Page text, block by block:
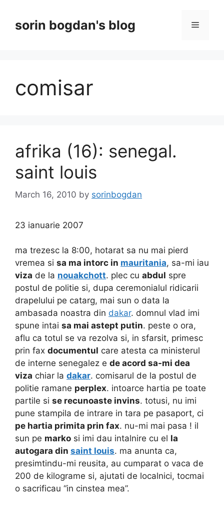
contentsorin bogdan's blog Menu
comisar
afrika (16): senegal.
saint louis
March 16, 2010 by sorinbogdan
23 ianuarie 2007
ma trezesc la 8:00, hotarat sa nu mai pierd
vremea si sa ma intorc in mauritania, sa-mi iau
viza de la nouakchott. plec cu abdul spre
postul de politie si, dupa ceremonialul ridicarii
drapelului pe catarg, mai sun o data la
ambasada noastra din dakar. domnul vlad imi
spune intai sa mai astept putin. peste o ora,
aflu ca totul se va rezolva si, in sfarsit, primesc
prin fax documentul care atesta ca ministerul
de interne senegalez e de acord sa-mi dea
viza chiar la dakar. comisarul de la postul de
politie ramane perplex. intoarce hartia pe toate
partile si se recunoaste invins. totusi, nu imi
pune stampila de intrare in tara pe pasaport, ci
pe hartia primita prin fax. nu-mi mai pasa ! il
sun pe marko si imi dau intalnire cu el la
autogara din saint louis. ma anunta ca,
presimtindu-mi reusita, au cumparat o vaca de
200 de kilograme si, ajutati de localnici, tocmai
o sacrificau “in cinstea mea”.